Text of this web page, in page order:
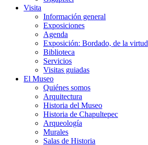
Visita
Información general
Exposiciones
Agenda
Exposición: Bordado, de la virtud
Biblioteca
Servicios
Visitas guiadas
El Museo
Quiénes somos
Arquitectura
Historia del Museo
Historia de Chapultepec
Arqueología
Murales
Salas de Historia